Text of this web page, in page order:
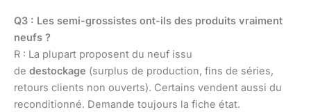
Q3 : Les semi-grossistes ont-ils des produits vraiment
neufs ?
R : La plupart proposent du neuf issu
de destockage (surplus de production, fins de séries,
retours clients non ouverts). Certains vendent aussi du
reconditionné. Demande toujours la fiche état.